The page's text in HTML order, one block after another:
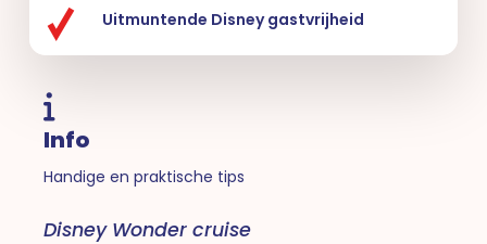
Uitmuntende Disney gastvrijheid
Info
Handige en praktische tips
Disney Wonder cruise